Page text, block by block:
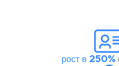
рост в 250%